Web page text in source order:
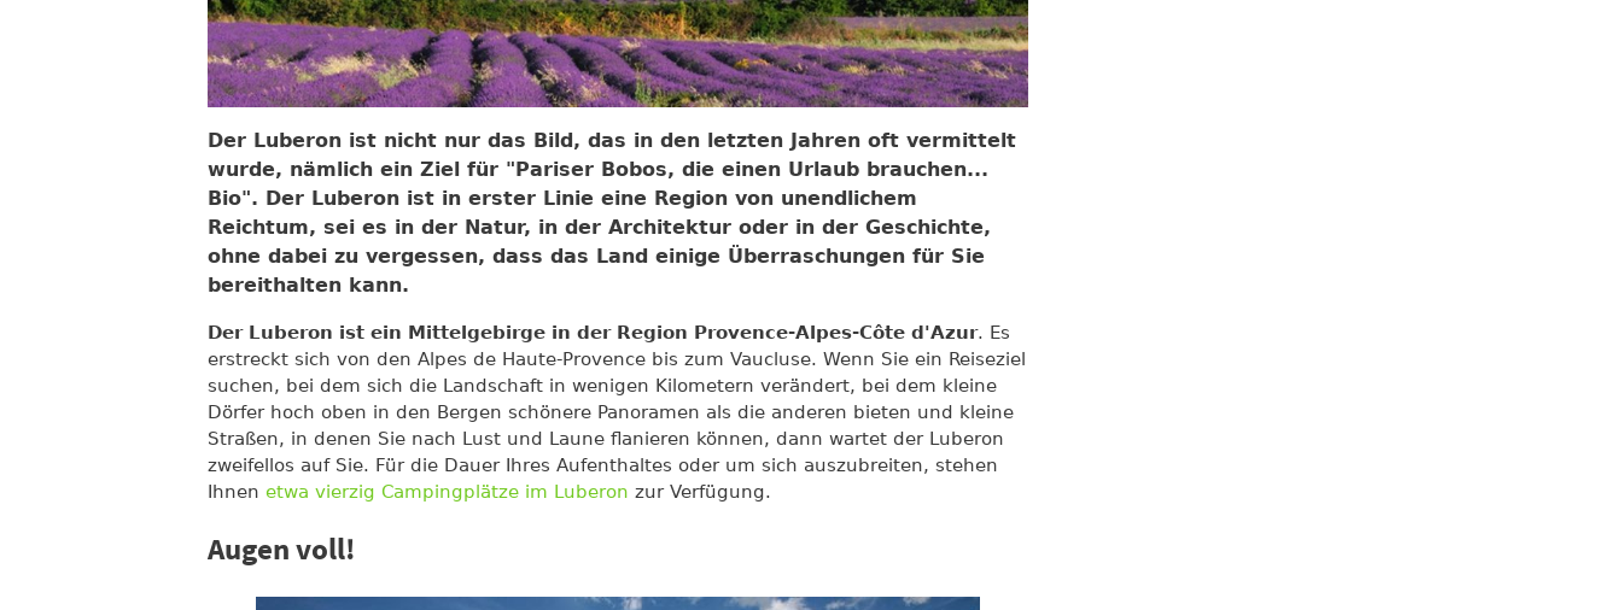
Der Luberon ist nicht nur das Bild, das in den letzten Jahren oft vermittelt
wurde, nämlich ein Ziel für "Pariser Bobos, die einen Urlaub brauchen...
Bio". Der Luberon ist in erster Linie eine Region von unendlichem
Reichtum, sei es in der Natur, in der Architektur oder in der Geschichte,
ohne dabei zu vergessen, dass das Land einige Überraschungen für Sie
bereithalten kann.
Der Luberon ist ein Mittelgebirge in der Region Provence-Alpes-Côte d'Azur. Es
erstreckt sich von den Alpes de Haute-Provence bis zum Vaucluse. Wenn Sie ein Reiseziel
suchen, bei dem sich die Landschaft in wenigen Kilometern verändert, bei dem kleine
Dörfer hoch oben in den Bergen schönere Panoramen als die anderen bieten und kleine
Straßen, in denen Sie nach Lust und Laune flanieren können, dann wartet der Luberon
zweifellos auf Sie. Für die Dauer Ihres Aufenthaltes oder um sich auszubreiten, stehen
Ihnen etwa vierzig Campingplätze im Luberon zur Verfügung.
Augen voll!